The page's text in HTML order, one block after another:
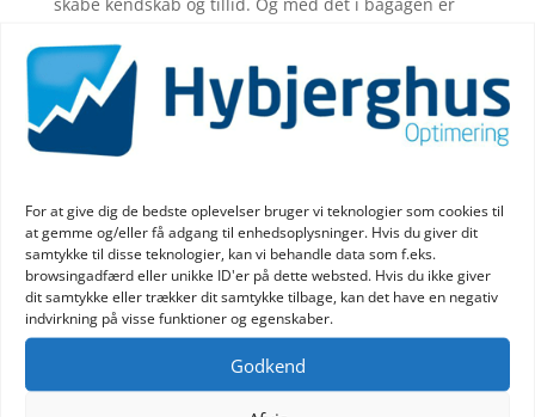
For at give dig de bedste oplevelser bruger vi teknologier som cookies til
at gemme og/eller få adgang til enhedsoplysninger. Hvis du giver dit
samtykke til disse teknologier, kan vi behandle data som f.eks.
browsingadfærd eller unikke ID'er på dette websted. Hvis du ikke giver
dit samtykke eller trækker dit samtykke tilbage, kan det have en negativ
indvirkning på visse funktioner og egenskaber.
Godkend
skabe kendskab og tillid. Og med det i bagagen er
Vil du også være en del af BusinessCamp
netværket?